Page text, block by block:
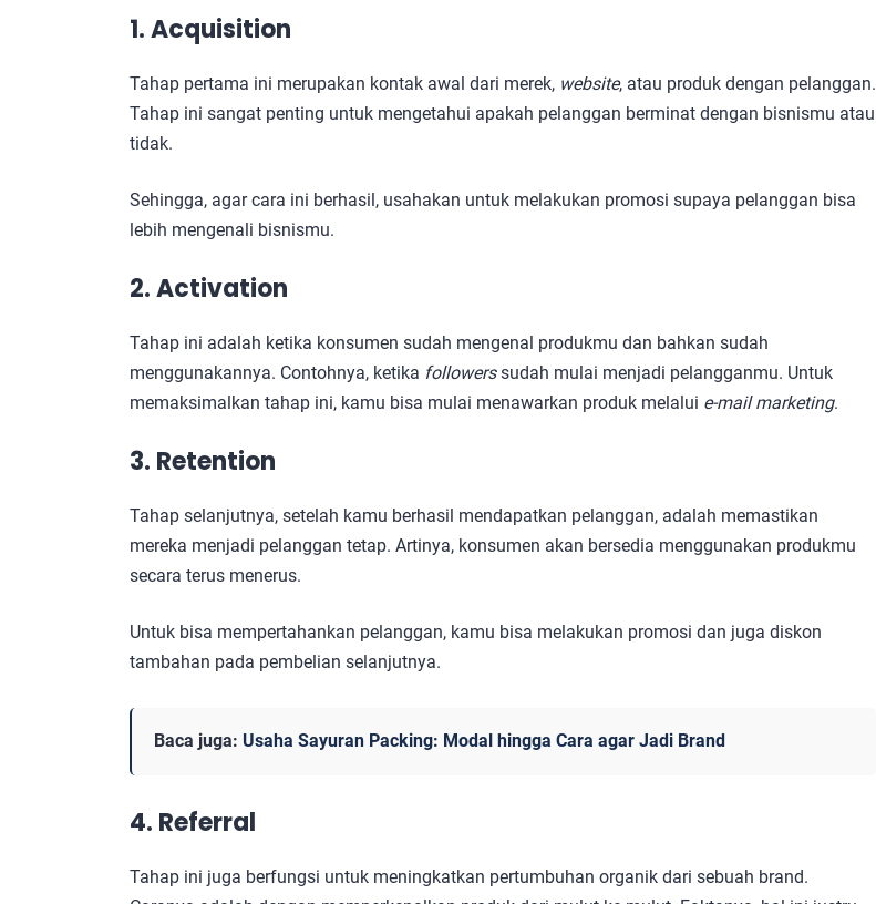
1. Acquisition
Tahap pertama ini merupakan kontak awal dari merek, website, atau produk dengan pelanggan.
Tahap ini sangat penting untuk mengetahui apakah pelanggan berminat dengan bisnismu atau
tidak.
Sehingga, agar cara ini berhasil, usahakan untuk melakukan promosi supaya pelanggan bisa
lebih mengenali bisnismu.
2. Activation
Tahap ini adalah ketika konsumen sudah mengenal produkmu dan bahkan sudah
menggunakannya. Contohnya, ketika followerssudah mulai menjadi pelangganmu. Untuk
memaksimalkan tahap ini, kamu bisa mulai menawarkan produk melalui e-mail marketing.
3. Retention
Tahap selanjutnya, setelah kamu berhasil mendapatkan pelanggan, adalah memastikan
mereka menjadi pelanggan tetap. Artinya, konsumen akan bersedia menggunakan produkmu
secara terus menerus.
Untuk bisa mempertahankan pelanggan, kamu bisa melakukan promosi dan juga diskon
tambahan pada pembelian selanjutnya.
Baca juga: Usaha Sayuran Packing: Modal hingga Cara agar Jadi Brand
4. Referral
Tahap ini juga berfungsi untuk meningkatkan pertumbuhan organik dari sebuah brand.